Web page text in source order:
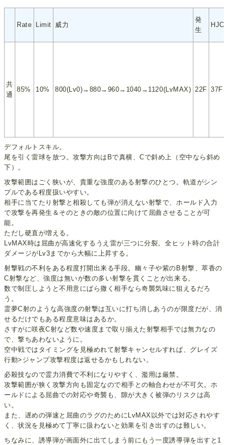
Rate Limit 威力
発
生
HJC
共
通
85% 10% 800(Lv0)→880→960→1040→1120(LvMAX) 22F 37F
デフォルトスキル。
尾を引く雷球を放つ。攻撃方向はBで真横、Cで斜め上（空中なら斜め
下）。
攻撃範囲はごく狭いが、貴重な強度のある射撃のひとつ。軌道がシン
プルである程度扱いやすい。
相手に当てたり射撃と相殺しても弾が消えない射撃で、ホールド入力
で攻撃を再発生＆そのときの敵の位置に向けて屈曲させることが可
能。
ただし硬直が増える。
LvMAX時は屈曲が高速化するうえ雷が三つに分裂。全ヒット時の合計
ダメージがLv3までから大幅に上昇する。
射撃戦の不利をある程度打開出来る手段。幽々子や紫のB射撃、萃香の
C射撃など、強度は無いが数の多い射撃を貫くことが出来る。
数で制圧しようと不用意にばら撒く相手なら奇襲気味に狙えるだろ
う。
霊夢C射のような高強度の射撃は互いに打ち消しあうのが限度だが、消
せるだけでもある程度意味はあるか。
さすがに咲夜C射など数や速度まで取り揃えた射撃相手では無力なの
で、撃ちあわないように。
空中戦ではタイミングを見極めれて射撃キャンセルすれば、グレイズ
行動>ジャンプ攻撃程度は返せるかもしれない。
必殺技なので霊力消費で不利になりやすく、濫用は厳禁。
攻撃範囲が狭く攻撃方向も固定なので相手との軸合わせが不可欠。ホ
ールドによる屈曲での対応や奇襲も、隙が大きく被弾のリスクは高
い。
また、遅めの弾速と屈曲のラグのためにLvMAX以外では対応されやす
く、状況を見極めて丁寧に扱わないと効果を引き出すのは難しい。
ちなみに、誘導弾が画面外に出てしまう前にもう一度誘導弾を出すと1